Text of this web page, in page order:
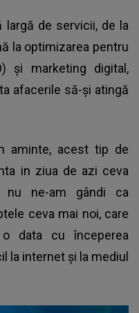
de servicii, de la
la optimizarea pentru
și marketing digital,
afacerile să-și atingă
aminte, acest tip de
in ziua de azi ceva
ne-am gândi ca
ceva mai noi, care
data cu începerea
la internet și la mediul